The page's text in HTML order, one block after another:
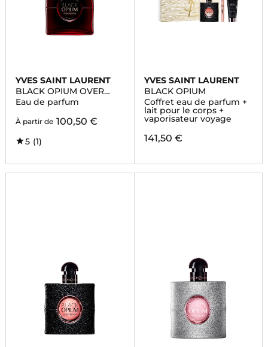
YVES SAINT LAURENT
BLACK OPIUM OVER
RED
Eau de parfum
À partir de 100,50 €
5 (1)
YVES SAINT LAURENT
BLACK OPIUM
Coffret eau de parfum +
lait pour le corps +
vaporisateur voyage
141,50 €